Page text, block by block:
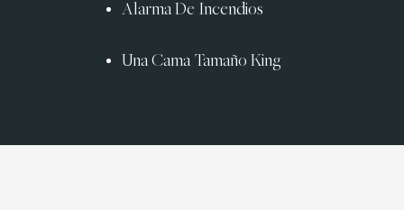
Alarma De Incendios
Una Cama Tamaño King